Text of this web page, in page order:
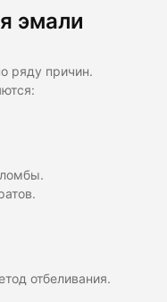
эмали
ряду причин.
отбеливания.